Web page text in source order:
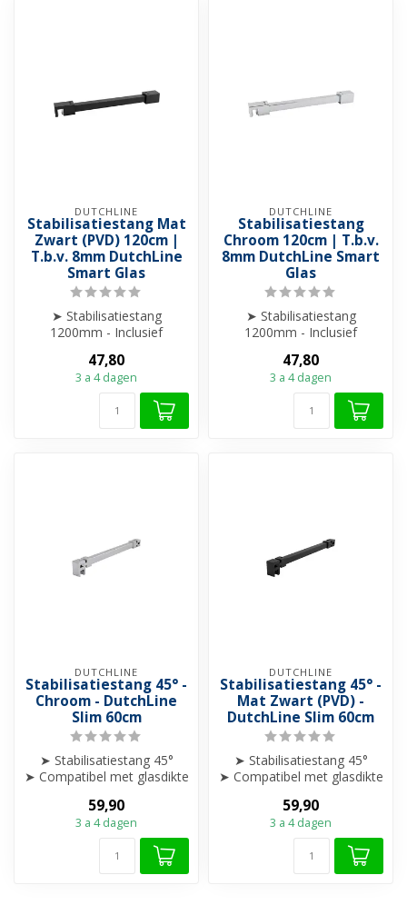
DUTCHLINE
Stabilisatiestang Mat
Zwart (PVD) 120cm |
T.b.v. 8mm DutchLine
Smart Glas
➤ Stabilisatiestang
1200mm - Inclusief
wandbevestiging.
➤ Comp...
47,80
3 a 4 dagen
DUTCHLINE
Stabilisatiestang
Chroom 120cm | T.b.v.
8mm DutchLine Smart
Glas
➤ Stabilisatiestang
1200mm - Inclusief
wandbevestiging.
➤ Comp...
47,80
3 a 4 dagen
DUTCHLINE
Stabilisatiestang 45° -
Chroom - DutchLine
Slim 60cm
➤ Stabilisatiestang 45°
➤ Compatibel met glasdikte
➤ Gemaakt van duurzaa...
59,90
3 a 4 dagen
DUTCHLINE
Stabilisatiestang 45° -
Mat Zwart (PVD) -
DutchLine Slim 60cm
➤ Stabilisatiestang 45°
➤ Compatibel met glasdikte
➤ Gemaakt van duurzaa...
59,90
3 a 4 dagen